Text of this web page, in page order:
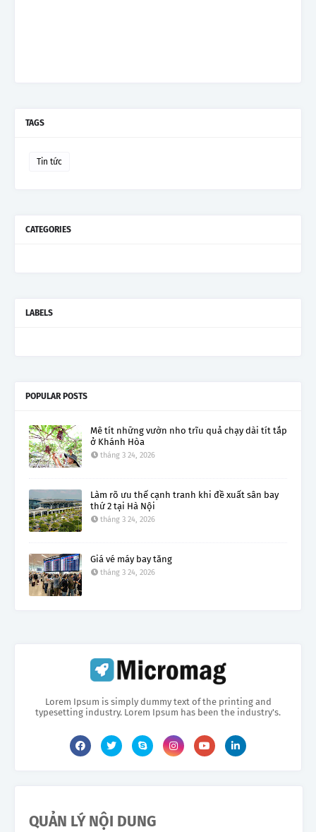
TAGS
Tin tức
CATEGORIES
LABELS
POPULAR POSTS
Mê tít những vườn nho trĩu quả chạy dài tít tắp
ở Khánh Hòa
tháng 3 24, 2026
Làm rõ ưu thế cạnh tranh khi đề xuất sân bay
thứ 2 tại Hà Nội
tháng 3 24, 2026
Giá vé máy bay tăng
tháng 3 24, 2026
Lorem Ipsum is simply dummy text of the printing and
typesetting industry. Lorem Ipsum has been the industry's.
QUẢN LÝ NỘI DUNG